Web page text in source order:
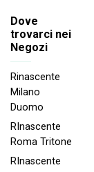
Dove
trovarci nei
Negozi
Rinascente
Milano
Duomo
RInascente
Roma Tritone
RInascente